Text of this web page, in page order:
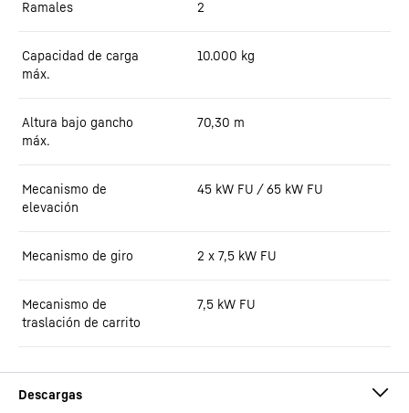
Ramales 2
Capacidad de carga
máx.
10.000 kg
Altura bajo gancho
máx.
70,30 m
Mecanismo de
elevación
45 kW FU / 65 kW FU
Mecanismo de giro 2 x 7,5 kW FU
Mecanismo de
traslación de carrito
7,5 kW FU